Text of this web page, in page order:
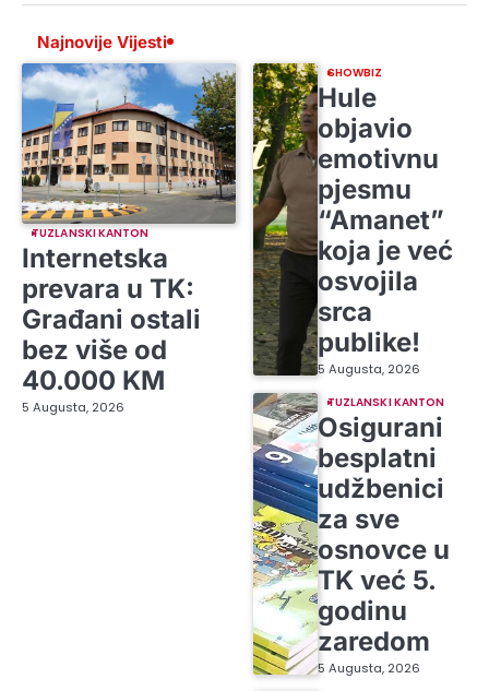
Najnovije Vijesti
TUZLANSKI KANTON
Internetska
prevara u TK:
Građani ostali
bez više od
40.000 KM
5 Augusta, 2026
SHOWBIZ
Hule
objavio
emotivnu
pjesmu
“Amanet”
koja je već
osvojila
srca
publike!
5 Augusta, 2026
TUZLANSKI KANTON
Osigurani
besplatni
udžbenici
za sve
osnovce u
TK već 5.
godinu
zaredom
5 Augusta, 2026